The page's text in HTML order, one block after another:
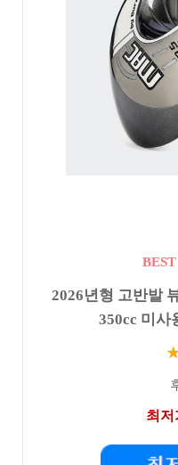
2026년형 고반발
350cc 미사
최저